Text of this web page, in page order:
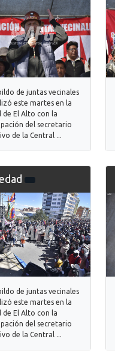
de juntas vecinales
este martes en la
de El Alto con la
del secretario
de la Central ...
de juntas vecinales
este martes en la
de El Alto con la
del secretario
de la Central ...